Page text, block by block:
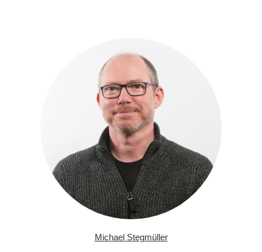
Michael Stegmüller